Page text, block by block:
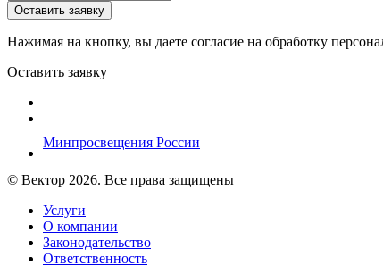
Нажимая на кнопку, вы даете согласие на обработку
Оставить заявку
Минпросвещения России
© Вектор 2026. Все права защищены
Услуги
О компании
Законодательство
Ответственность